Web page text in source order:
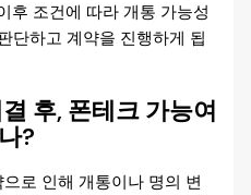
후 조건에 따라 개통 가능성
단하고 계약을 진행하게 됩
후, 폰테크 가능여
?
로 인해 개통이나 명의 변